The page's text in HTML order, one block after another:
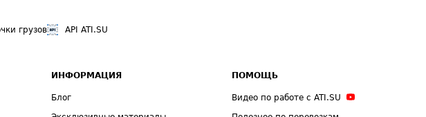
грузов API ATI.SU
ИНФОРМАЦИЯ
Блог
ПОМОЩЬ
Видео по работе с ATI.SU